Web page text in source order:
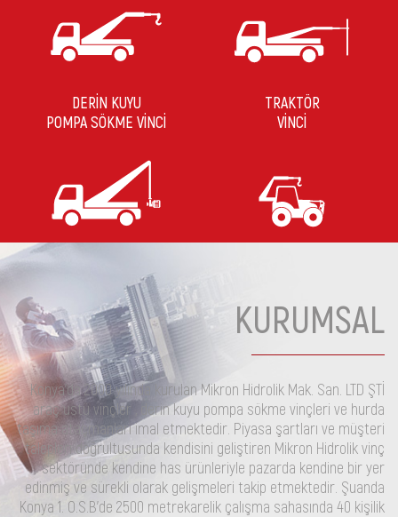
DERİN KUYU
POMPA SÖKME VİNCİ
TRAKTÖR
VİNCİ
KURUMSAL
Konya’da 2000 yılında kurulan Mikron Hidrolik Mak. San. LTD ŞTİ
araç üstü vinçler , derin kuyu pompa sökme vinçleri ve hurda
taşıma ataçmanları imal etmektedir. Piyasa şartları ve müşteri
talepleri doğrultusunda kendisini geliştiren Mikron Hidrolik vinç
sektöründe kendine has ürünleriyle pazarda kendine bir yer
edinmiş ve sürekli olarak gelişmeleri takip etmektedir. Şuanda
Konya 1. O.S.B’de 2500 metrekarelik çalışma sahasında 40 kişilik